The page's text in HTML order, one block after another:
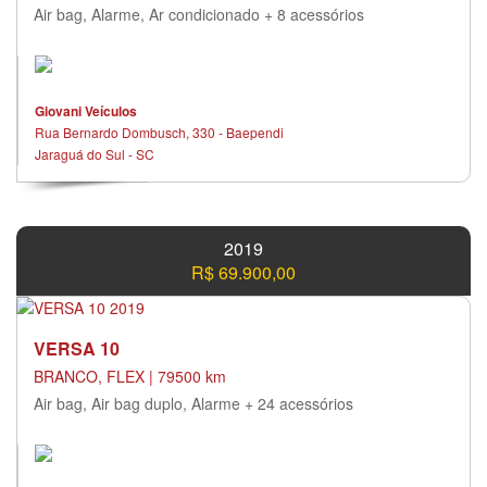
Air bag, Alarme, Ar condicionado + 8 acessórios
Giovani Veículos
Rua Bernardo Dombusch, 330 - Baependi
Jaraguá do Sul - SC
2019
R$ 69.900,00
VERSA 10
BRANCO, FLEX | 79500 km
Air bag, Air bag duplo, Alarme + 24 acessórios